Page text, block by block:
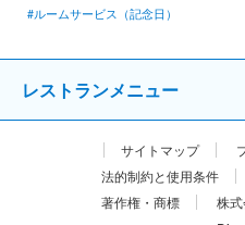
#ルームサービス（記念日）
レストランメニュー
サイトマップ
法的制約と使用条件
著作権・商標
株